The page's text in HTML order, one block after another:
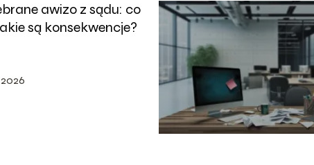
awizo z sądu: co
są konsekwencje?